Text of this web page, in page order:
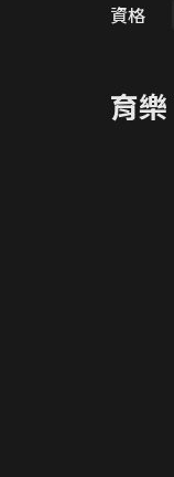
資格
育樂